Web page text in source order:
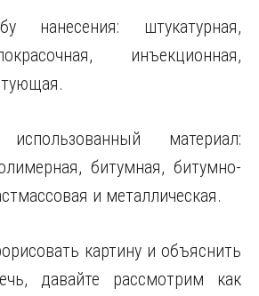
штукатурная,
инъекционная,
материал:
битумная, битумно-
и металлическая.
картину и объяснить
давайте рассмотрим как